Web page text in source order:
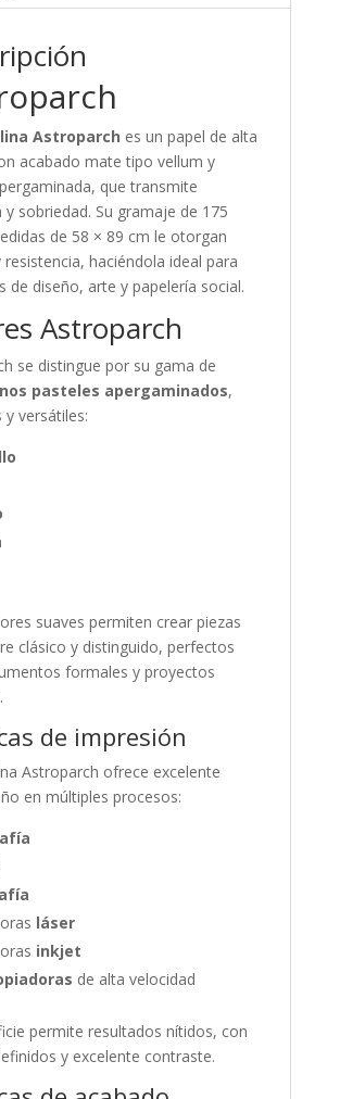
Astroparch es un papel de alta
acabado mate tipo vellum y
que transmite
y sobriedad. Su gramaje de 175
de 58 × 89 cm le otorgan
haciéndola ideal para
de diseño, arte y papelería social.
Astroparch
se distingue por su gama de
pasteles apergaminados,
y versátiles:
suaves permiten crear piezas
clásico y distinguido, perfectos
formales y proyectos
de impresión
Astroparch ofrece excelente
en múltiples procesos:
láser
inkjet
de alta velocidad
permite resultados nítidos, con
y excelente contraste.